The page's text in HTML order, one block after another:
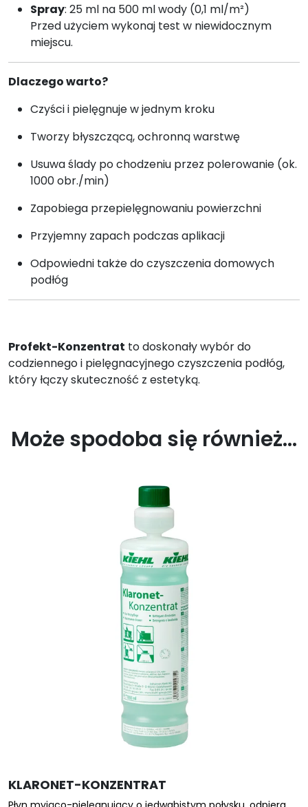
Spray: 25 ml na 500 ml wody (0,1 ml/m²)
Przed użyciem wykonaj test w niewidocznym
miejscu.
Dlaczego warto?
Czyści i pielęgnuje w jednym kroku
Tworzy błyszczącą, ochronną warstwę
Usuwa ślady po chodzeniu przez polerowanie (ok.
1000 obr./min)
Zapobiega przepielęgnowaniu powierzchni
Przyjemny zapach podczas aplikacji
Odpowiedni także do czyszczenia domowych
podłóg
Profekt-Konzentrat to doskonały wybór do
codziennego i pielęgnacyjnego czyszczenia podłóg,
który łączy skuteczność z estetyką.
Może spodoba się również…
KLARONET-KONZENTRAT